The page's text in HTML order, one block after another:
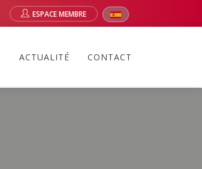
ESPACE MEMBRE
ACTUALITÉ CONTACT